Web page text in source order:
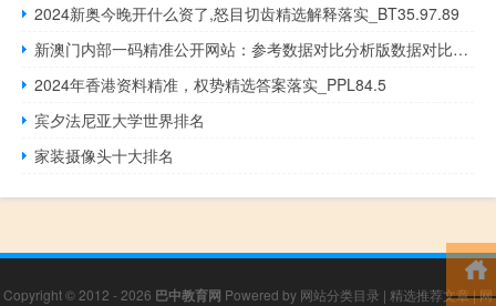
2024新奥今晚开什么资了,怒目切齿精选解释落实_BT35.97.89
新澳门内部一码精准公开网站：参考数据对比分析版数据对比解释落实-2208.ISO.351
2024年香港资料精准，权势精选答案落实_PPL84.5
宾夕法尼亚大学世界排名
家装摄像头十大排名
Copyright © 2012 - 2026 巴中教育网 Powered by 网站分类目录 | 精选推荐文章|网